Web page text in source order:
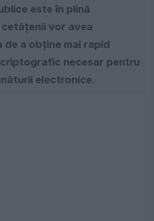
este în plină
cetățenii vor avea
a obține mai rapid
necesar pentru
electronice.